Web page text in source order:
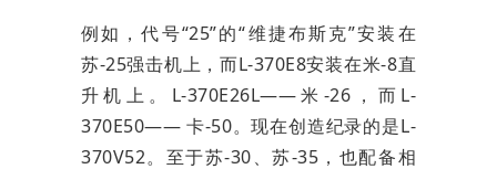
例如，代号“25”的“维捷布斯克”安装在
苏-25强击机上，而L-370E8安装在米-8直
升机上。L-370E26L——米-26，而L-
370E50—— 卡-50。现在创造纪录的是L-
370V52。至于苏-30、苏-35，也配备相